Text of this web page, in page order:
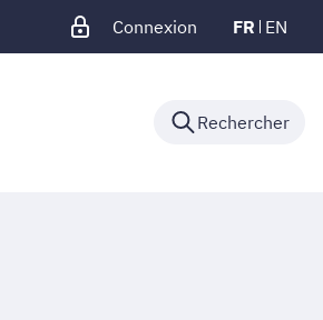
Connexion FR EN
Rechercher